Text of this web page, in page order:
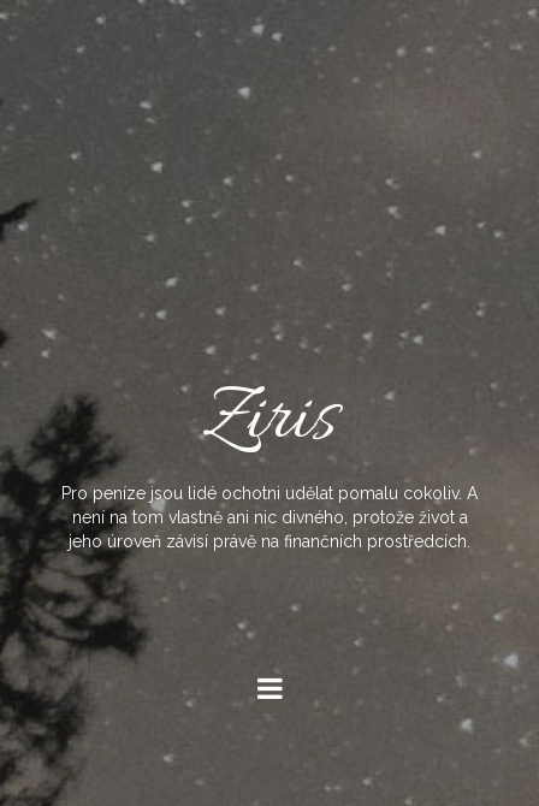
Skip
to
Ziris
Pro peníze jsou lidé ochotni udělat pomalu cokoliv. A
není na tom vlastně ani nic divného, protože život a
jeho úroveň závisí právě na finančních prostředcích.